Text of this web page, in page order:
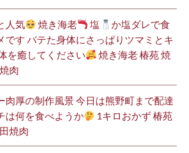
人気 焼き海老 塩
か塩ダレで食
です バテた身体にさっぱりツマミとキ
を癒してください
焼き海老 椿苑 焼
肉
肉厚の制作風景 今日は熊野町まで配達
は何を食べようか
1キロおかず 椿苑
焼肉